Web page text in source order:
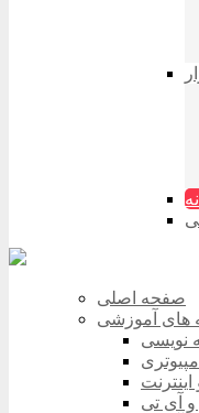
صفحه اصلی
های آموزشی
نویسی
و آی تی